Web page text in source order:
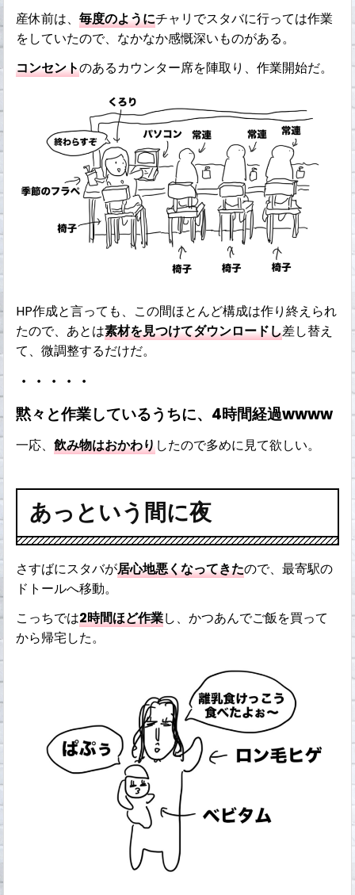
産休前は、毎度のようにチャリでスタバに行っては作業
をしていたので、なかなか感慨深いものがある。
コンセントのあるカウンター席を陣取り、作業開始だ。
HP作成と言っても、この間ほとんど構成は作り終えられ
たので、あとは素材を見つけてダウンロードし差し替え
て、微調整するだけだ。
・・・・・
黙々と作業しているうちに、4時間経過wwww
一応、飲み物はおかわりしたので多めに見て欲しい。
あっという間に夜
さすばにスタバが居心地悪くなってきたので、最寄駅の
ドトールへ移動。
こっちでは2時間ほど作業し、かつあんでご飯を買って
から帰宅した。